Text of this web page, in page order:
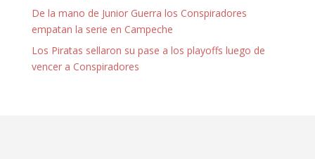
De la mano de Junior Guerra los Conspiradores
empatan la serie en Campeche
Los Piratas sellaron su pase a los playoffs luego de
vencer a Conspiradores